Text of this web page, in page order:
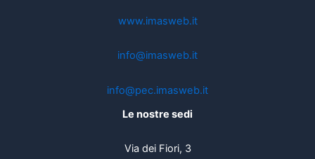
www.imasweb.it
info@imasweb.it
info@pec.imasweb.it
Le nostre sedi
Via dei Fiori, 3